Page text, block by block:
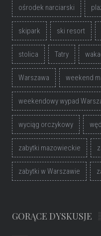
ośrodek narciarski
skipark ski resort
stolica Tatry
Warszawa weekend
weekendowy wypad
wyciąg orczykowy
zabytki mazowieckie
zabytki w Warszawie
GORĄCE DYSKUSJE